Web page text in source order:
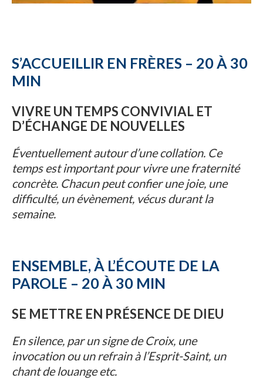
S’ACCUEILLIR EN FRÈRES – 20 À 30
MIN
VIVRE UN TEMPS CONVIVIAL ET
D’ÉCHANGE DE NOUVELLES
Éventuellement autour d’une collation. Ce
temps est important pour vivre une fraternité
concrète. Chacun peut confier une joie, une
difficulté, un évènement, vécus durant la
semaine.
ENSEMBLE, À L’ÉCOUTE DE LA
PAROLE – 20 À 30 MIN
SE METTRE EN PRÉSENCE DE DIEU
En silence, par un signe de Croix, une
invocation ou un refrain à l’Esprit-Saint, un
chant de louange etc.